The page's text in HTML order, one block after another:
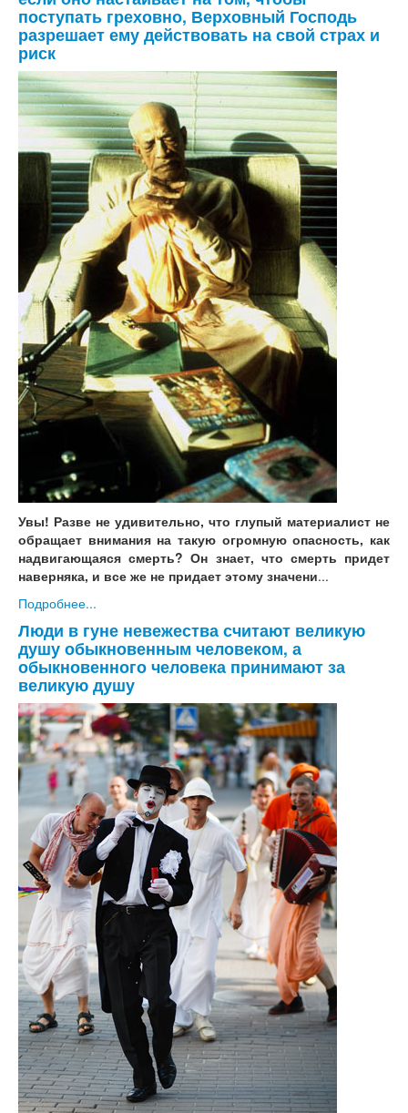
поступать греховно, Верховный Господь
разрешает ему действовать на свой страх и
риск
Увы! Разве не удивительно, что глупый материалист не
обращает внимания на такую огромную опасность, как
надвигающаяся смерть? Он знает, что смерть придет
наверняка, и все же не придает этому значени...
Подробнее...
Люди в гуне невежества считают великую
душу обыкновенным человеком, а
обыкновенного человека принимают за
великую душу